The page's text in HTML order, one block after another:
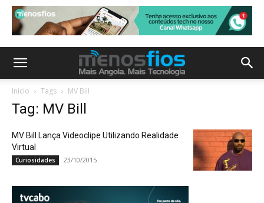
Início Tags MV Bill
Tag: MV Bill
MV Bill Lança Videoclipe Utilizando Realidade
Virtual
Curiosidades 23/10/2015